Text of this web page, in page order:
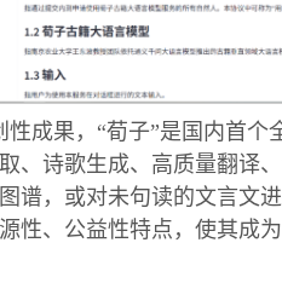
成果，“荀子”是国内首
、诗歌生成、高质量翻译
谱，或对未句读的文言文
性、公益性特点，使其成